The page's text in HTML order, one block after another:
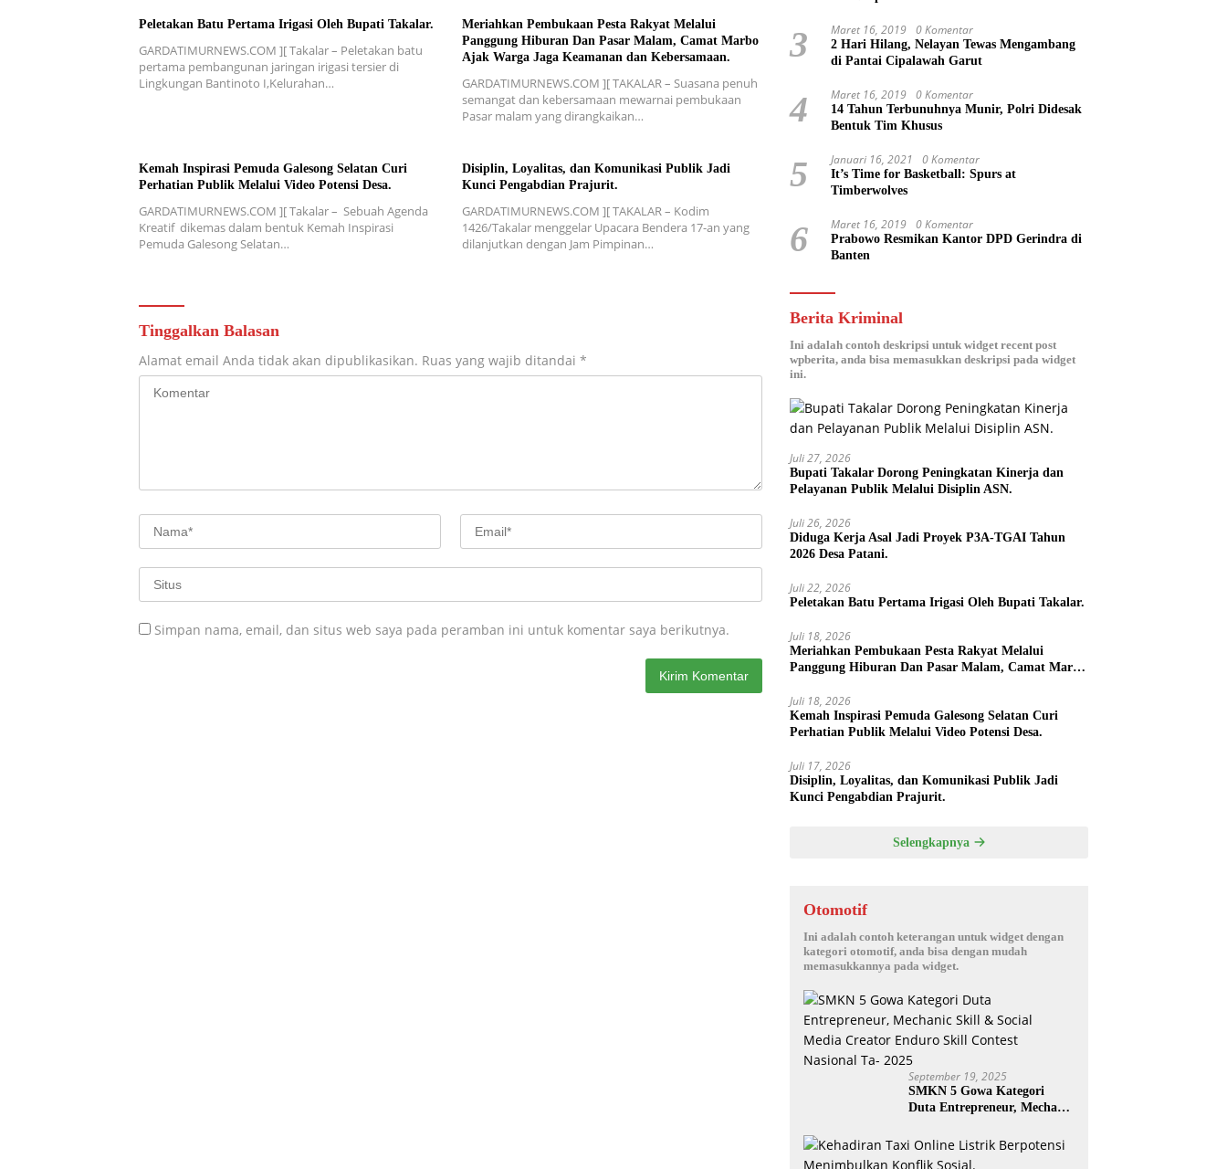
Peletakan Batu Pertama Irigasi Oleh Bupati Takalar.
GARDATIMURNEWS.COM ][ Takalar – Peletakan batu
pertama pembangunan jaringan irigasi tersier di
Lingkungan Bantinoto I,Kelurahan…
Meriahkan Pembukaan Pesta Rakyat Melalui
Panggung Hiburan Dan Pasar Malam, Camat Marbo
Ajak Warga Jaga Keamanan dan Kebersamaan.
GARDATIMURNEWS.COM ][ TAKALAR – Suasana penuh
semangat dan kebersamaan mewarnai pembukaan
Pasar malam yang dirangkaikan…
Kemah Inspirasi Pemuda Galesong Selatan Curi
Perhatian Publik Melalui Video Potensi Desa.
GARDATIMURNEWS.COM ][ Takalar – Sebuah Agenda
Kreatif dikemas dalam bentuk Kemah Inspirasi
Pemuda Galesong Selatan…
Disiplin, Loyalitas, dan Komunikasi Publik Jadi
Kunci Pengabdian Prajurit.
GARDATIMURNEWS.COM ][ TAKALAR – Kodim
1426/Takalar menggelar Upacara Bendera 17-an yang
dilanjutkan dengan Jam Pimpinan…
Tinggalkan Balasan
Alamat email Anda tidak akan dipublikasikan. Ruas yang wajib ditandai *
Simpan nama, email, dan situs web saya pada peramban ini untuk komentar saya berikutnya.
3 Maret 16, 2019 0 Komentar
2 Hari Hilang, Nelayan Tewas Mengambang
di Pantai Cipalawah Garut
4 Maret 16, 2019 0 Komentar
14 Tahun Terbunuhnya Munir, Polri Didesak
Bentuk Tim Khusus
5 Januari 16, 2021 0 Komentar
It’s Time for Basketball: Spurs at
Timberwolves
6 Maret 16, 2019 0 Komentar
Prabowo Resmikan Kantor DPD Gerindra di
Banten
Berita Kriminal
Ini adalah contoh deskripsi untuk widget recent post
wpberita, anda bisa memasukkan deskripsi pada widget
ini.
Juli 27, 2026
Bupati Takalar Dorong Peningkatan Kinerja dan
Pelayanan Publik Melalui Disiplin ASN.
Juli 26, 2026
Diduga Kerja Asal Jadi Proyek P3A-TGAI Tahun
2026 Desa Patani.
Juli 22, 2026
Peletakan Batu Pertama Irigasi Oleh Bupati Takalar.
Juli 18, 2026
Meriahkan Pembukaan Pesta Rakyat Melalui
Panggung Hiburan Dan Pasar Malam, Camat Marbo
Juli 18, 2026
Kemah Inspirasi Pemuda Galesong Selatan Curi
Perhatian Publik Melalui Video Potensi Desa.
Juli 17, 2026
Disiplin, Loyalitas, dan Komunikasi Publik Jadi
Kunci Pengabdian Prajurit.
Selengkapnya
Otomotif
Ini adalah contoh keterangan untuk widget dengan
kategori otomotif, anda bisa dengan mudah
memasukkannya pada widget.
September 19, 2025
SMKN 5 Gowa Kategori
Duta Entrepreneur, Mechanic
Enduro Skill Contest
Nasional Ta- 2025